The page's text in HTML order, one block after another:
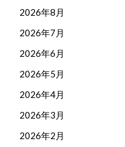
2026年8月
2026年7月
2026年6月
2026年5月
2026年4月
2026年3月
2026年2月